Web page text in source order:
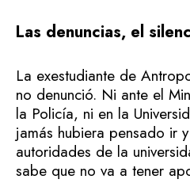
Las denuncias, el
La exestudiante de
no denunció. Ni ante el
la Policía, ni en la
jamás hubiera pensado ir
autoridades de la
sabe que no va a tener